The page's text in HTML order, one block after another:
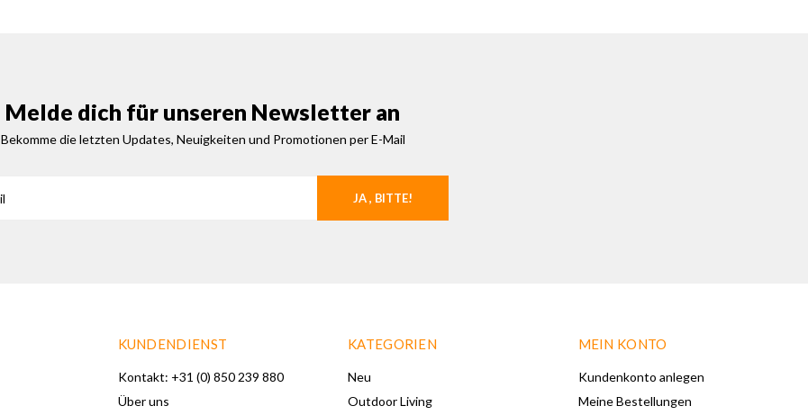
Melde dich für unseren Newsletter an
Bekomme die letzten Updates, Neuigkeiten und Promotionen per E-Mail
JA , BITTE!
KUNDENDIENST
Kontakt: +31 (0) 850 239 880
Über uns
KATEGORIEN
Neu
Outdoor Living
MEIN KONTO
Kundenkonto anlegen
Meine Bestellungen